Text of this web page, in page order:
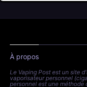
À propos
Le Vaping Post est un site
vaporisateur personnel
personnel est une méthode